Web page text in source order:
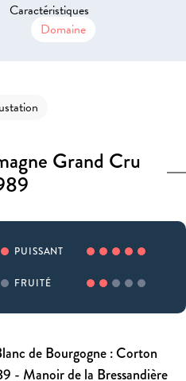
Caractéristiques
Domaine
Grand Cru
PUISSANT
FRUITÉ
de Bourgogne : Corton
- Manoir de la Bressandière